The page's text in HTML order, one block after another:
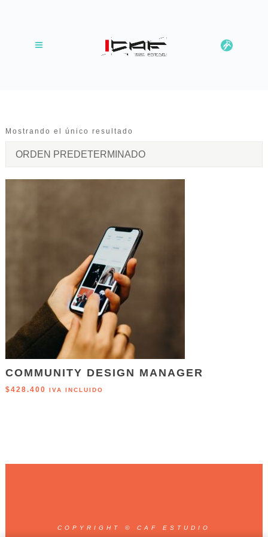
Mostrando el único resultado
ORDEN PREDETERMINADO
COMMUNITY DESIGN MANAGER
$428.400 IVA INCLUIDO
COPYRIGHT © CAF ESTUDIO